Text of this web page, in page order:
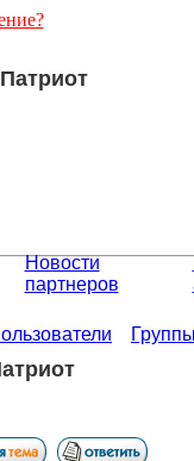
Новости
партнеров